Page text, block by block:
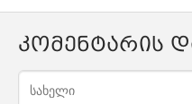
კომენტარის